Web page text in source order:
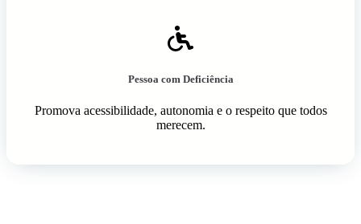
Pessoa com Deficiência
Promova acessibilidade, autonomia e o respeito que todos
merecem.